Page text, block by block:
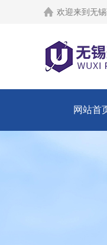
欢迎来到 无
网站首